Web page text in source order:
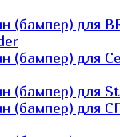
(бампер) для
(бампер) для
(бампер) для
(бампер) для